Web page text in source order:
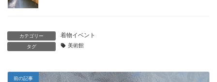
カテゴリー 着物イベント
タグ 美術館
前の記事